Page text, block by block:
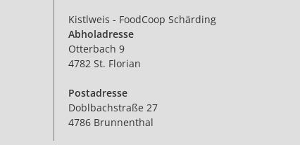
Kistlweis - FoodCoop Schärding
Abholadresse
Otterbach 9
4782 St. Florian
Postadresse
Doblbachstraße 27
4786 Brunnenthal